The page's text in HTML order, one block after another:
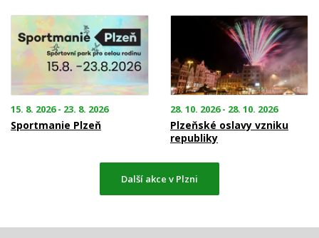
15. 8. 2026 - 23. 8. 2026
Sportmanie Plzeň
28. 10. 2026 - 28. 10. 2026
Plzeňské oslavy vzniku
republiky
Další akce v Plzni